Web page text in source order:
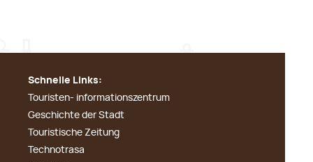
Schnelle Links:
Touristen- informationszentrum
Geschichte der Stadt
Touristische Zeitung
Technotrasa